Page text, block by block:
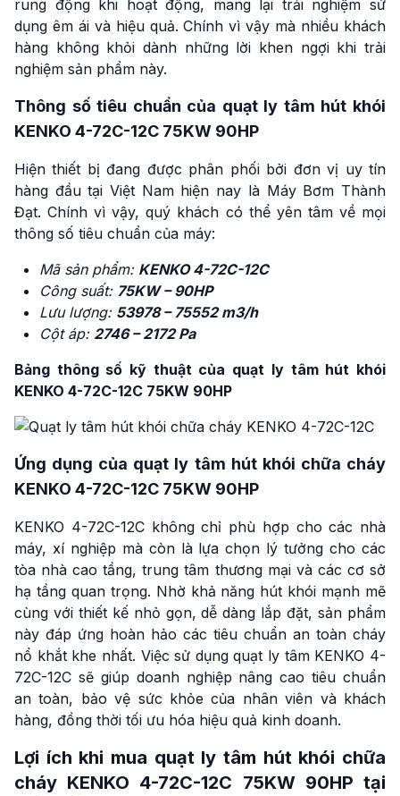
rung động khi hoạt động, mang lại trải nghiệm sử
dụng êm ái và hiệu quả. Chính vì vậy mà nhiều khách
hàng không khỏi dành những lời khen ngợi khi trải
nghiệm sản phẩm này.
Thông số tiêu chuẩn của quạt ly tâm hút khói
KENKO 4-72C-12C 75KW 90HP
Hiện thiết bị đang được phân phối bởi đơn vị uy tín
hàng đầu tại Việt Nam hiện nay là Máy Bơm Thành
Đạt. Chính vì vậy, quý khách có thể yên tâm về mọi
thông số tiêu chuẩn của máy:
Mã sản phẩm: KENKO 4-72C-12C
Công suất: 75KW – 90HP
Lưu lượng: 53978 – 75552 m3/h
Cột áp: 2746 – 2172 Pa
Bảng thông số kỹ thuật của quạt ly tâm hút khói
KENKO 4-72C-12C 75KW 90HP
Ứng dụng của quạt ly tâm hút khói chữa cháy
KENKO 4-72C-12C 75KW 90HP
KENKO 4-72C-12C không chỉ phù hợp cho các nhà
máy, xí nghiệp mà còn là lựa chọn lý tưởng cho các
tòa nhà cao tầng, trung tâm thương mại và các cơ sở
hạ tầng quan trọng. Nhờ khả năng hút khói mạnh mẽ
cùng với thiết kế nhỏ gọn, dễ dàng lắp đặt, sản phẩm
này đáp ứng hoàn hảo các tiêu chuẩn an toàn cháy
nổ khắt khe nhất. Việc sử dụng quạt ly tâm KENKO 4-
72C-12C sẽ giúp doanh nghiệp nâng cao tiêu chuẩn
an toàn, bảo vệ sức khỏe của nhân viên và khách
hàng, đồng thời tối ưu hóa hiệu quả kinh doanh.
Lợi ích khi mua quạt ly tâm hút khói chữa
cháy KENKO 4-72C-12C 75KW 90HP tại